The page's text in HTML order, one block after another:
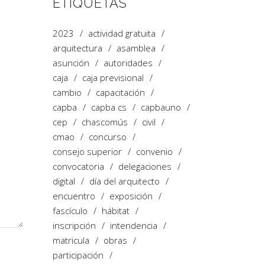
2023
actividad gratuita
arquitectura
asamblea
asunción
autoridades
caja
caja previsional
cambio
capacitación
capba
capba cs
capbauno
cep
chascomús
civil
cmao
concurso
consejo superior
convenio
convocatoria
delegaciones
digital
día del arquitecto
encuentro
exposición
fascículo
hábitat
inscripción
intendencia
matricula
obras
participación